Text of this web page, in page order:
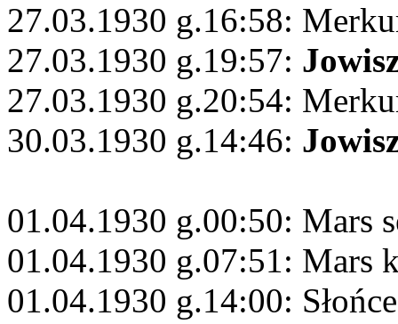
27.03.1930 g.16:58:
27.03.1930 g.19:57:
27.03.1930 g.20:54:
30.03.1930 g.14:46:
01.04.1930 g.00:50: Mars
01.04.1930 g.07:51: Mars
01.04.1930 g.14:00: